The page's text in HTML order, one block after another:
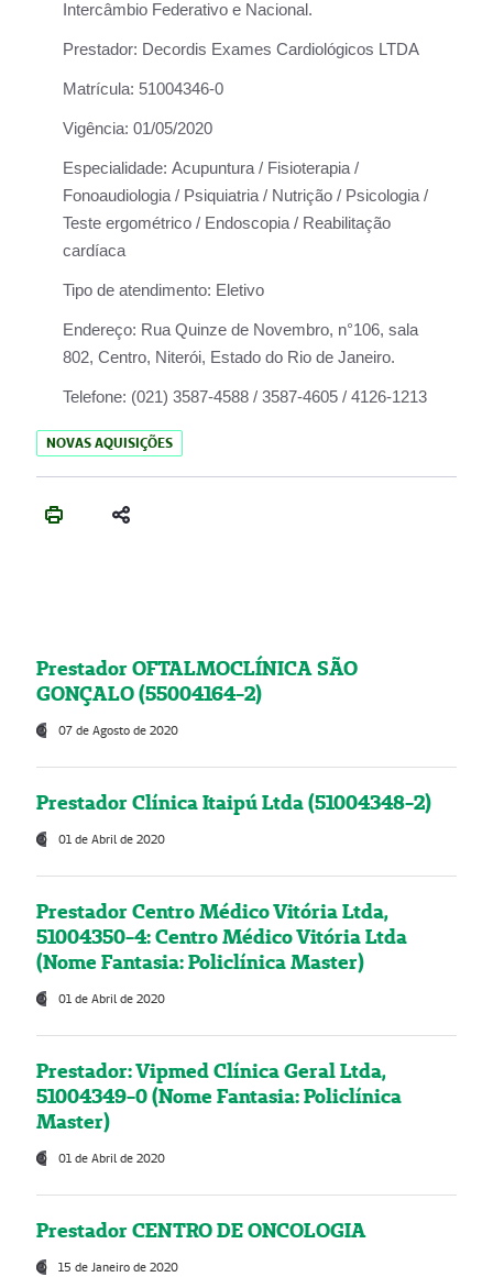
Intercâmbio Federativo e Nacional.
Prestador: Decordis Exames Cardiológicos LTDA
Matrícula: 51004346-0
Vigência: 01/05/2020
Especialidade: Acupuntura / Fisioterapia /
Fonoaudiologia / Psiquiatria / Nutrição / Psicologia /
Teste ergométrico / Endoscopia / Reabilitação
cardíaca
Tipo de atendimento: Eletivo
Endereço: Rua Quinze de Novembro, n°106, sala
802, Centro, Niterói, Estado do Rio de Janeiro.
Telefone: (021) 3587-4588 / 3587-4605 / 4126-1213
NOVAS AQUISIÇÕES
Prestador OFTALMOCLÍNICA SÃO
GONÇALO (55004164-2)
07 de Agosto de 2020
Prestador Clínica Itaipú Ltda (51004348-2)
01 de Abril de 2020
Prestador Centro Médico Vitória Ltda,
51004350-4: Centro Médico Vitória Ltda
(Nome Fantasia: Policlínica Master)
01 de Abril de 2020
Prestador: Vipmed Clínica Geral Ltda,
51004349-0 (Nome Fantasia: Policlínica
Master)
01 de Abril de 2020
Prestador CENTRO DE ONCOLOGIA
15 de Janeiro de 2020